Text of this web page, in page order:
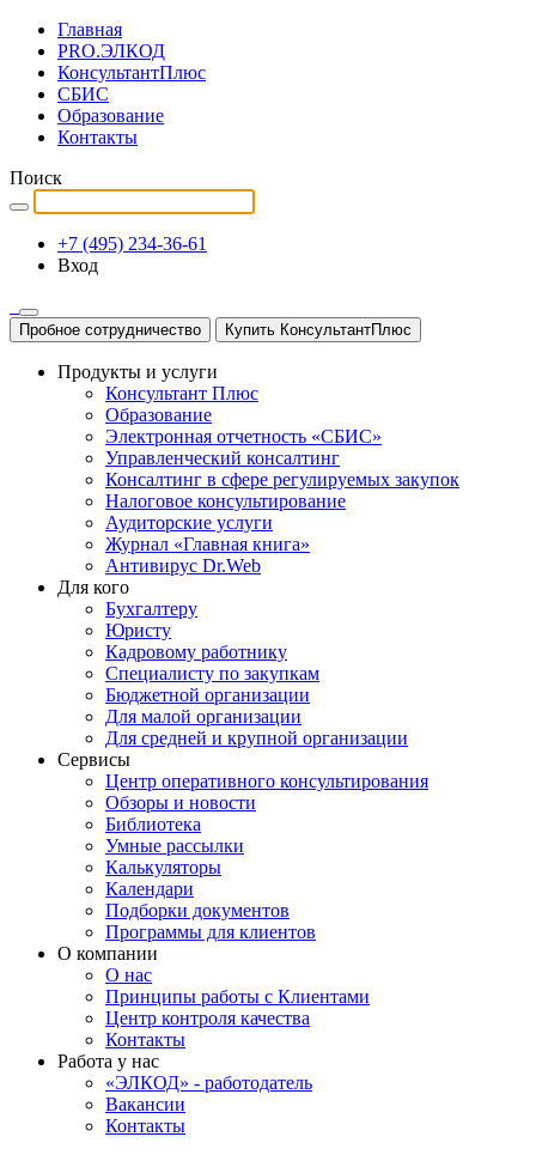
Главная
PRO.ЭЛКОД
КонсультантПлюс
СБИС
Образование
Контакты
Поиск
+7 (495) 234-36-61
Вход
Пробное сотрудничество Купить КонсультантПлюс
Продукты и услуги
Консультант Плюс
Образование
Электронная отчетность «СБИС»
Управленческий консалтинг
Консалтинг в сфере регулируемых закупок
Налоговое консультирование
Аудиторские услуги
Журнал «Главная книга»
Антивирус Dr.Web
Для кого
Бухгалтеру
Юристу
Кадровому работнику
Специалисту по закупкам
Бюджетной организации
Для малой организации
Для средней и крупной организации
Сервисы
Центр оперативного консультирования
Обзоры и новости
Библиотека
Умные рассылки
Калькуляторы
Календари
Подборки документов
Программы для клиентов
О компании
О нас
Принципы работы с Клиентами
Центр контроля качества
Контакты
Работа у нас
«ЭЛКОД» - работодатель
Вакансии
Контакты